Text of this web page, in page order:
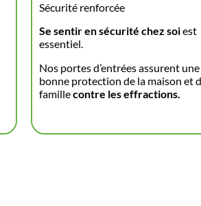
Sécurité renforcée
Se sentir en sécurité chez soiest
essentiel.
Nos portes d’entrées assurent
bonne protection de la maison et
famillecontre les effractions.